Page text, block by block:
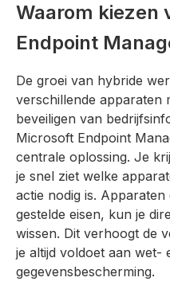
Waarom kiezen
Endpoint
De groei van hybride
verschillende apparaten
beveiligen van
Microsoft Endpoint
centrale oplossing. Je
je snel ziet welke
actie nodig is.
gestelde eisen, kun je
wissen. Dit verhoogt de
je altijd voldoet aan wet-
gegevensbescherming.